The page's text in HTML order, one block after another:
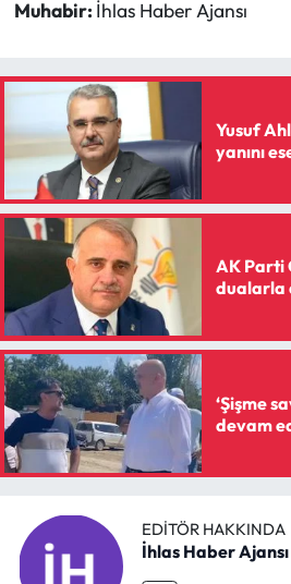
Muhabir: İhlas Haber Ajansı
Yusuf
yanını
AK Parti
dualarla
‘Şişme
devam
EDITÖR HAKKINDA
İhlas Haber Ajansı